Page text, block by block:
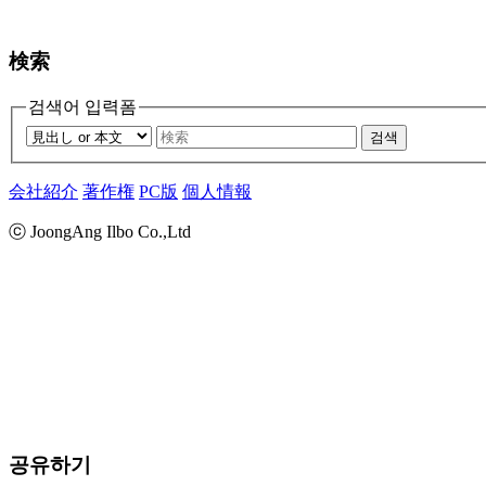
検索
검색어 입력폼
검색
会社紹介 著作権 PC版 個人情報
ⓒ JoongAng Ilbo Co.,Ltd
공유하기